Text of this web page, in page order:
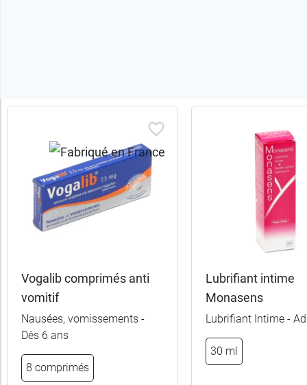
Par défaut
Catégories
Sous-
Vogalib comprimés anti
vomitif
Nausées, vomissements -
Dès 6 ans
8 comprimés
Lubrifiant intime
Monasens
Lubrifiant Intime -
30 ml